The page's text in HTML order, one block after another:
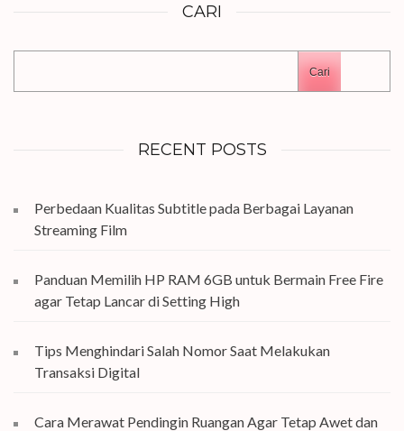
CARI
Cari
RECENT POSTS
Perbedaan Kualitas Subtitle pada Berbagai Layanan
Streaming Film
Panduan Memilih HP RAM 6GB untuk Bermain Free Fire
agar Tetap Lancar di Setting High
Tips Menghindari Salah Nomor Saat Melakukan
Transaksi Digital
Cara Merawat Pendingin Ruangan Agar Tetap Awet dan